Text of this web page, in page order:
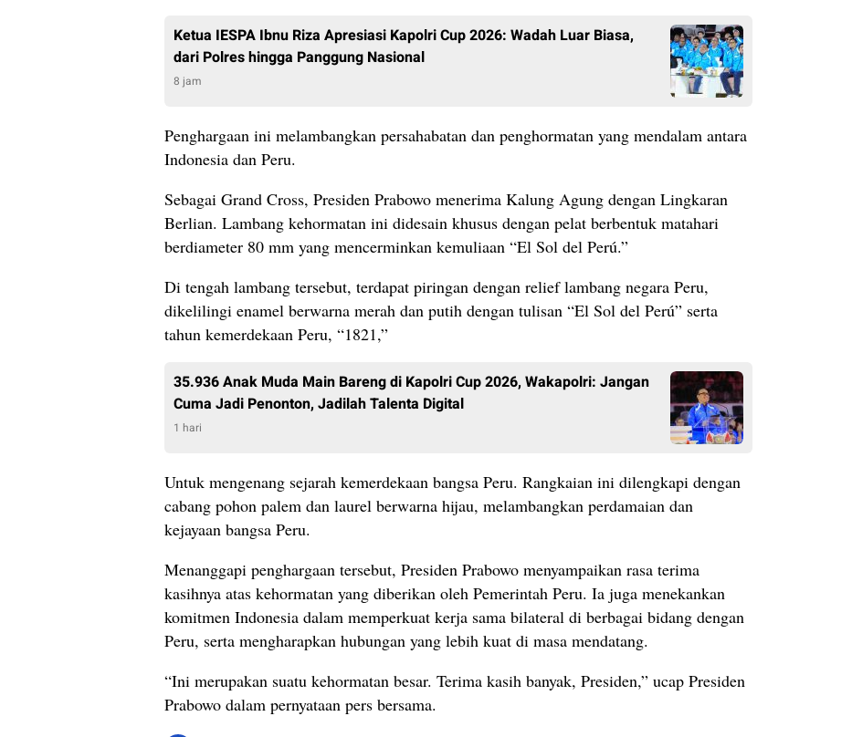
Ketua IESPA Ibnu Riza Apresiasi Kapolri Cup 2026: Wadah Luar Biasa,
dari Polres hingga Panggung Nasional
8 jam
Penghargaan ini melambangkan persahabatan dan penghormatan yang mendalam antara
Indonesia dan Peru.
Sebagai Grand Cross, Presiden Prabowo menerima Kalung Agung dengan Lingkaran
Berlian. Lambang kehormatan ini didesain khusus dengan pelat berbentuk matahari
berdiameter 80 mm yang mencerminkan kemuliaan “El Sol del Perú.”
Di tengah lambang tersebut, terdapat piringan dengan relief lambang negara Peru,
dikelilingi enamel berwarna merah dan putih dengan tulisan “El Sol del Perú” serta
tahun kemerdekaan Peru, “1821,”
35.936 Anak Muda Main Bareng di Kapolri Cup 2026, Wakapolri: Jangan
Cuma Jadi Penonton, Jadilah Talenta Digital
1 hari
Untuk mengenang sejarah kemerdekaan bangsa Peru. Rangkaian ini dilengkapi dengan
cabang pohon palem dan laurel berwarna hijau, melambangkan perdamaian dan
kejayaan bangsa Peru.
Menanggapi penghargaan tersebut, Presiden Prabowo menyampaikan rasa terima
kasihnya atas kehormatan yang diberikan oleh Pemerintah Peru. Ia juga menekankan
komitmen Indonesia dalam memperkuat kerja sama bilateral di berbagai bidang dengan
Peru, serta mengharapkan hubungan yang lebih kuat di masa mendatang.
“Ini merupakan suatu kehormatan besar. Terima kasih banyak, Presiden,” ucap Presiden
Prabowo dalam pernyataan pers bersama.